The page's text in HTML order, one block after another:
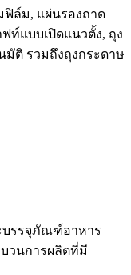
ฟิล์ม, แผ่นรองถาด
ท์แบบเปิดแนวตั้ง, ถุง
ติ รวมถึงถุงกระดาษ
บรรจุภัณฑ์อาหาร
วนการผลิตที่มี